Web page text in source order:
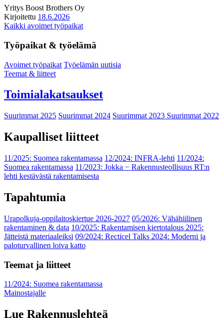
Yritys Boost Brothers Oy
Kirjoitettu 18.6.2026
Kaikki avoimet työpaikat
Työpaikat & työelämä
Avoimet työpaikat Työelämän uutisia
Teemat & liitteet
Toimialakatsaukset
Suurimmat 2025 Suurimmat 2024 Suurimmat 2023 Suurimmat 2022
Kaupalliset liitteet
11/2025: Suomea rakentamassa 12/2024: INFRA-lehti 11/2024:
Suomea rakentamassa 11/2023: Jokka − Rakennusteollisuus RT:n
lehti kestävästä rakentamisesta
Tapahtumia
Urapolkuja-oppilaitoskiertue 2026-2027 05/2026: Vähähiilinen
rakentaminen & data 10/2025: Rakentamisen kiertotalous 2025:
Jätteistä materiaaleiksi 09/2024: Recticel Talks 2024: Moderni ja
paloturvallinen loiva katto
Teemat ja liitteet
11/2024: Suomea rakentamassa
Mainostajalle
Lue Rakennuslehteä